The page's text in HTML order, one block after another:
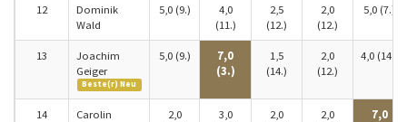
12
Dominik
Wald
5,0 (9.)
4,0
(11.)
2,5
(12.)
2,0
(12.)
5,0 (7.)
13
Joachim
Geiger
Beste(r) Neu
5,0 (9.)
7,0
(3.)
1,5
(14.)
2,0
(12.)
4,0 (14.)
14
Carolin
2,0
3,0
2,0
2,0
7,0